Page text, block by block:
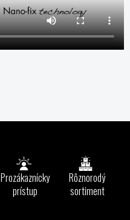
Prozákaznícky
prístup
Rôznorodý
sortiment